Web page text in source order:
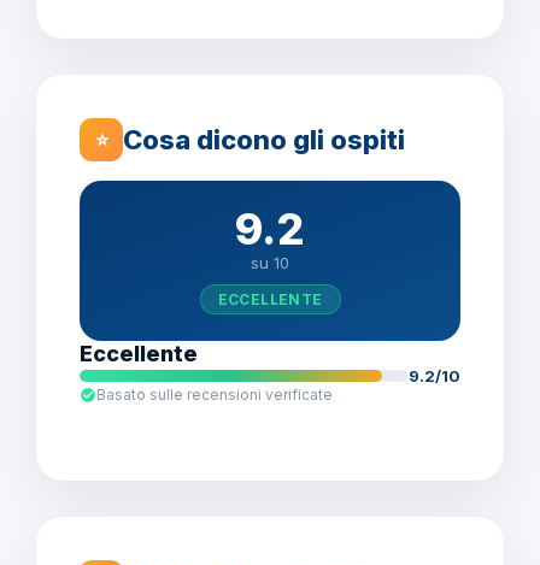
⭐ Cosa dicono gli ospiti
9.2
su 10
ECCELLENTE
Eccellente
9.2/10
Basato sulle recensioni verificate